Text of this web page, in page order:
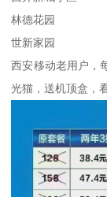
林德花园
世新家园
西安移动老用户，
光猫，送机顶盒，